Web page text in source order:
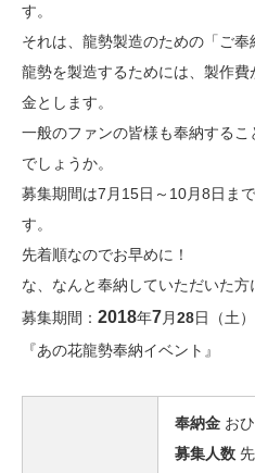
す。
それは、龍勢製造のための「ご奉
龍勢を製造するためには、製作
金とします。
一般のファンの皆様も奉納する
でしょうか。
募集期間は7月15日～10月8日ま
す。
先着順なのでお早めに！
な、なんと奉納していただいた方
募集期間： 2018年7月28日（土
『あの花龍勢奉納イベント』
奉納金 お
募集人数